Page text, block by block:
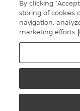
By clicking
storing of cookies
navigation,
marketing efforts.